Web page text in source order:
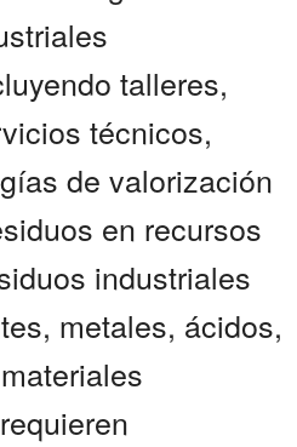
talleres,
técnicos,
de valorización
en recursos
industriales
metales, ácidos,